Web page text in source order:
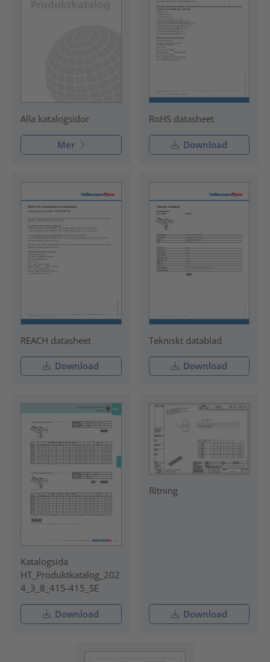
Alla katalogsidor
Mer
RoHS datasheet
Download
REACH datasheet
Download
Tekniskt datablad
Download
Katalogsida
HT_Produktkatalog_202
4_3_8_415-415_SE
Download
Ritning
Download